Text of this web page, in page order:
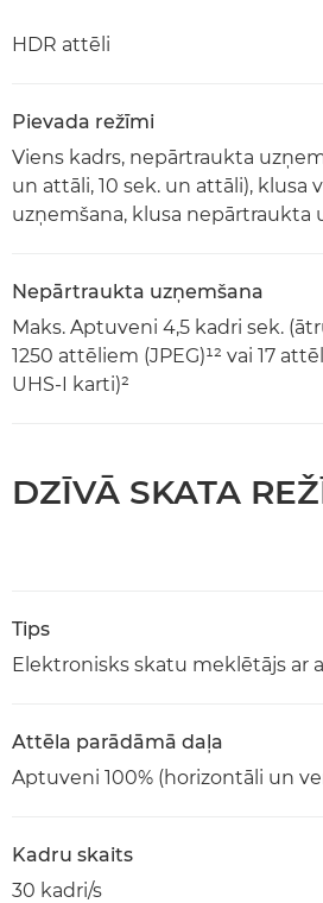
HDR attēli
Pievada režīmi
Viens kadrs, nepārtraukta
un attāli, 10 sek. un attāli), klusa
uzņemšana, klusa nepārtraukta
Nepārtraukta uzņemšana
Maks. Aptuveni 4,5 kadri sek.
1250 attēliem (JPEG)¹² vai 17
UHS-I karti)²
DZĪVĀ SKATA
Tips
Elektronisks skatu meklētājs ar
Attēla parādāmā daļa
Aptuveni 100% (horizontāli un
Kadru skaits
30 kadri/s